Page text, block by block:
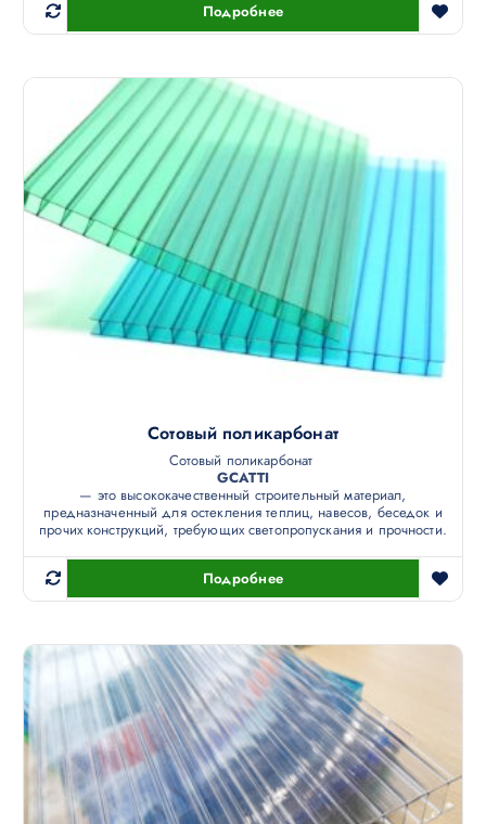
Подробнее
Сотовый поликарбонат
Сотовый поликарбонат
GCATTI
— это высококачественный строительный материал,
предназначенный для остекления теплиц, навесов, беседок и
прочих конструкций, требующих светопропускания и прочности.
Подробнее